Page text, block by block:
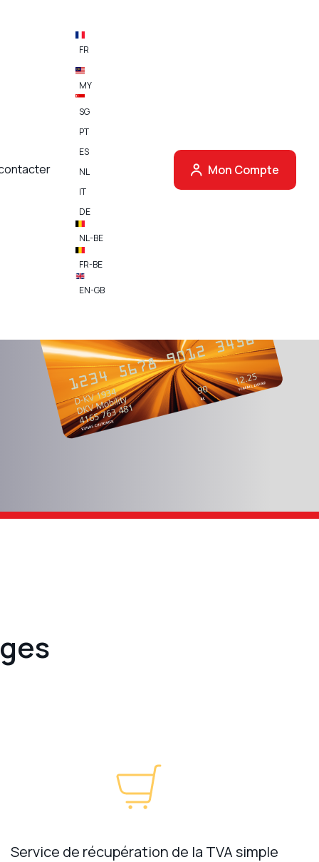
FR
MY
SG
PT
ES
NL
IT
DE
NL-BE
FR-BE
EN-GB
Mon Compte
Service de récupération de la TVA simple